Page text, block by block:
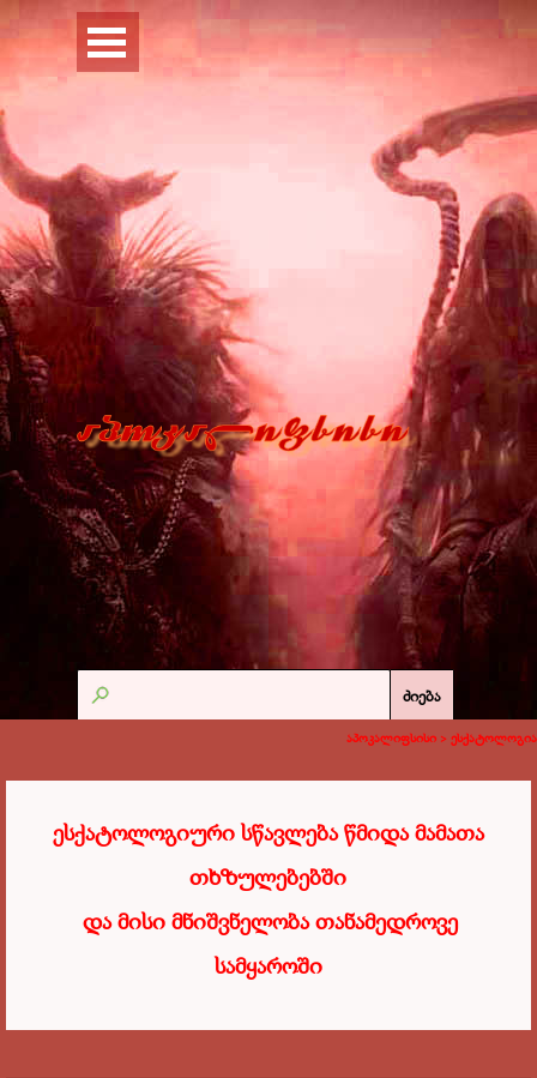
Перейти к контенту
Пропустить меню
ძიება
აპოკალიფსისი > ესქატოლოგია
ესქატოლოგიური სწავლება წმიდა მამათა
თხზულებებში
და მისი მნიშვნელობა თანამედროვე
სამყაროში